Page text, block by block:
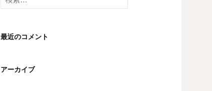
索:
最近のコメント
アーカイブ